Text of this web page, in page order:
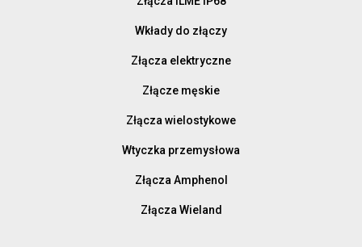
Wkłady do złączy
Złącza elektryczne
Złącze męskie
Złącza wielostykowe
Wtyczka przemysłowa
Złącza Amphenol
Złącza Wieland